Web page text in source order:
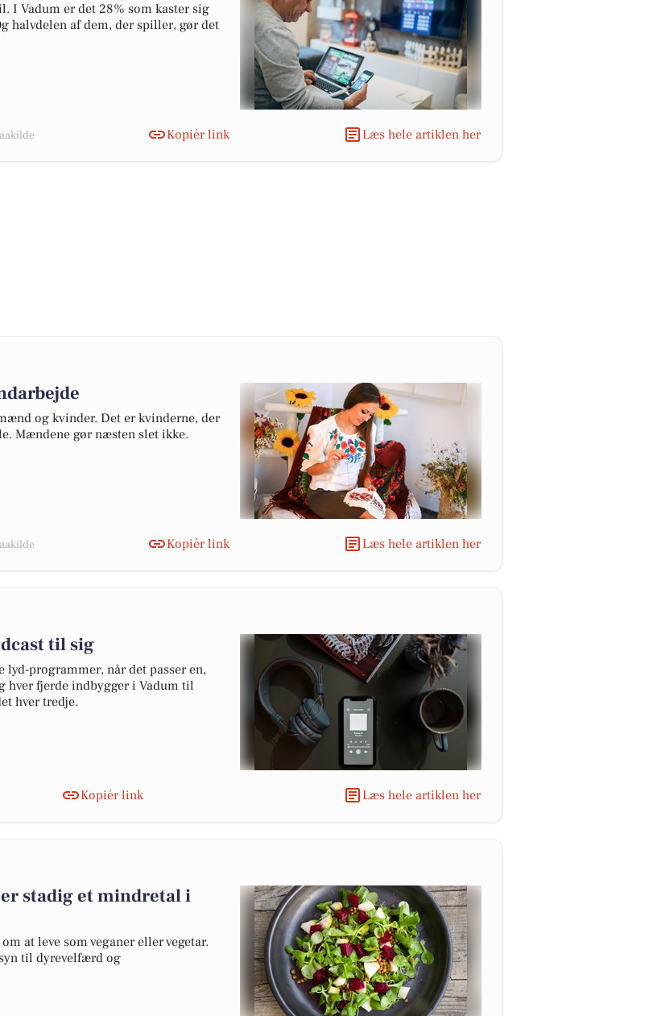
I Vadum er det 28% som kaster sig
halvdelen af dem, der spiller, gør det
Kopiér link Læs hele artiklen her
og kvinder. Det er kvinderne, der
Mændene gør næsten slet ikke.
Kopiér link Læs hele artiklen her
til sig
lyd-programmer, når det passer en,
hver fjerde indbygger i Vadum til
hver tredje.
Kopiér link Læs hele artiklen her
stadig et mindretal i
at leve som veganer eller vegetar.
til dyrevelfærd og